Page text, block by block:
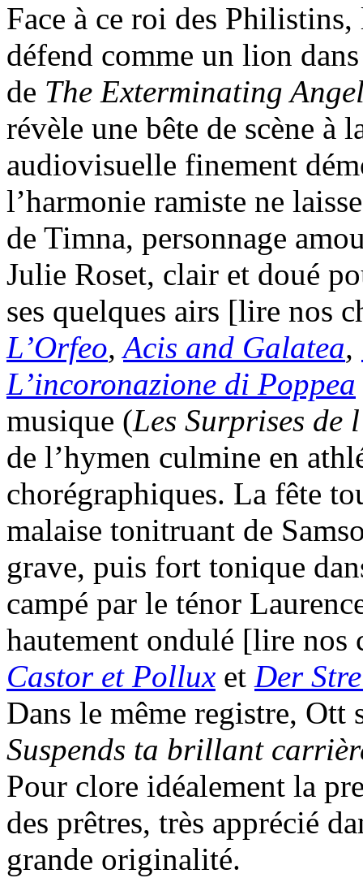
Face à ce roi des
défend comme un lion
de The Exterminating
révèle une bête de scène à
audiovisuelle finement
l’harmonie ramiste ne
de Timna, personnage
Julie Roset, clair et doué
ses quelques airs [lire nos
L’Orfeo,Acis and Galatea,
L’incoronazione di Poppea
musique (Les Surprises de
de l’hymen culmine en
chorégraphiques. La fête
malaise tonitruant de
grave, puis fort tonique
campé par le ténor
hautement ondulé [lire nos
Castor et Pollux et Der
Dans le même registre, Ott
Suspends ta brillant
Pour clore idéalement la
des prêtres, très apprécié
grande originalité.